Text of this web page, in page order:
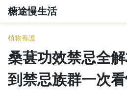
糖途慢生活
植物養護
桑葚功效禁忌全
到禁忌族群一次